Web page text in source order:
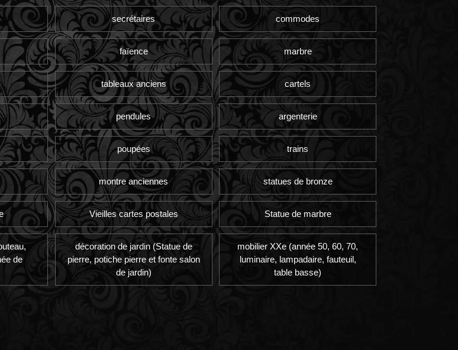
secrétaires commodes
faïence marbre
tableaux anciens cartels
pendules argenterie
poupées trains
montre anciennes statues de bronze
Vieilles cartes postales Statue de marbre
de
décoration de jardin (Statue de
pierre, potiche pierre et fonte salon
de jardin)
mobilier XXe (année 50, 60, 70,
luminaire, lampadaire, fauteuil,
table basse)